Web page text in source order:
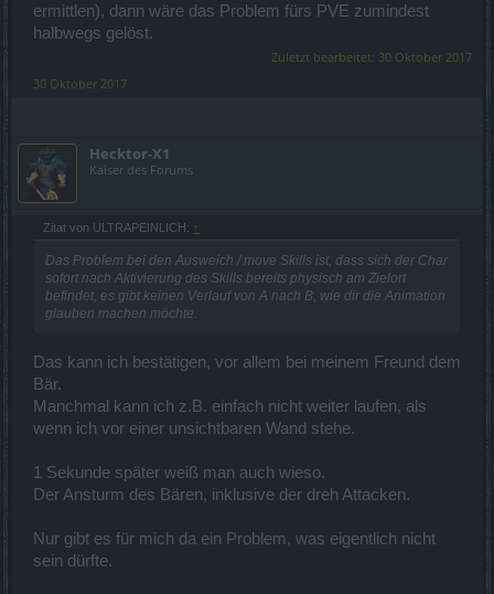
ermittlen), dann wäre das Problem fürs PVE zumindest
halbwegs gelöst.
Zuletzt bearbeitet: 30 Oktober 2017
30 Oktober 2017
Hecktor-X1
Kaiser des Forums
Zitat von ULTRAPEINLICH: ↑
Das Problem bei den Ausweich / move Skills ist, dass sich der Char
sofort nach Aktivierung des Skills bereits physisch am Zielort
befindet, es gibt keinen Verlauf von A nach B, wie dir die Animation
glauben machen möchte.
Das kann ich bestätigen, vor allem bei meinem Freund dem
Bär.
Manchmal kann ich z.B. einfach nicht weiter laufen, als
wenn ich vor einer unsichtbaren Wand stehe.
1 Sekunde später weiß man auch wieso.
Der Ansturm des Bären, inklusive der dreh Attacken.
Nur gibt es für mich da ein Problem, was eigentlich nicht
sein dürfte.